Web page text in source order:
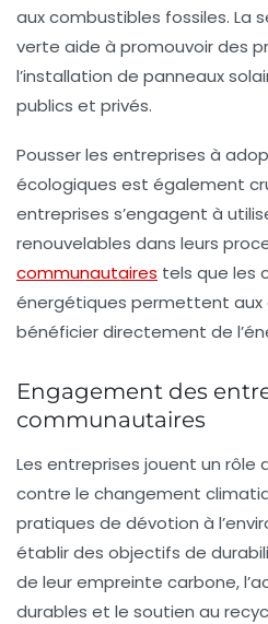
aux combustibles fossiles. La
verte aide à promouvoir des
l’installation de panneaux
publics et privés.
Pousser les entreprises à
écologiques est également
entreprises s’engagent à
renouvelables dans leurs
communautaires tels que les
énergétiques permettent aux
bénéficier directement de
Engagement des
communautaires
Les entreprises jouent un
contre le changement
pratiques de dévotion à
établir des objectifs de
de leur empreinte carbone,
durables et le soutien au